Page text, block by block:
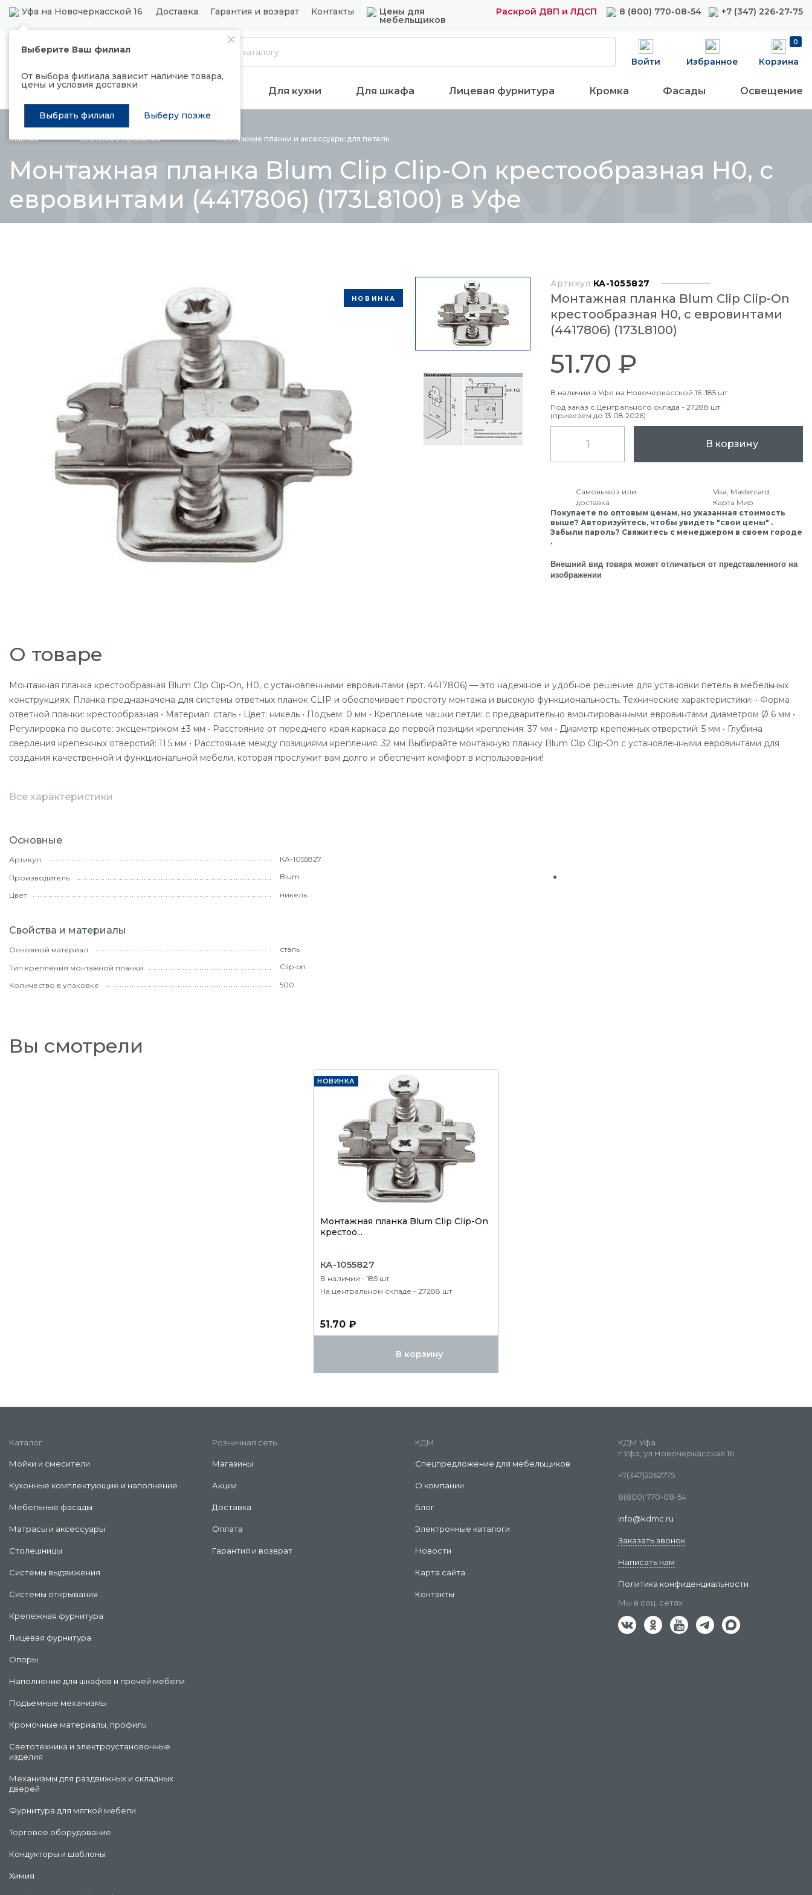
Уфа на Новочеркасской 16 Доставка Гарантия и возврат Контакты Цены для
мебельщиков
Раскрой ДВП и ЛДСП 8 (800) 770-08-54 +7 (347) 226-27-75
Выберите Ваш филиал
От выбора филиала зависит наличие товара,
цены и условия доставки
Выбрать филиал Выберу позже
Каталог
Войти Избранное
0
Корзина
Распродажа Подъемные механизмы Для кухни Для шкафа Лицевая фурнитура Кромка Фасады Освещение
Главная Системыоткрывания Монтажные планки и аксессуары для петель
Монтажная планка Blum Clip Clip-On крестообразная Н0, с
евровинтами (4417806) (173L8100) в Уфе
НОВИНКА
Артикул КА-1055827
Монтажная планка Blum Clip Clip-On
крестообразная Н0, с евровинтами
(4417806) (173L8100)
51.70 ₽
В наличии в Уфе на Новочеркасской 16: 185 шт
Под заказ с Центрального склада - 27288 шт
(привезем до 13.08.2026)
В корзину
Самовывоз или
доставка
Visa, Mastercard,
Карта Мир
Покупаете по оптовым ценам, но указанная стоимость
выше? Авторизуйтесь, чтобы увидеть "свои цены" .
Забыли пароль? Свяжитесь с менеджером в своем городе
.
Внешний вид товара может отличаться от представленного на
изображении
О товаре
Монтажная планка крестообразная Blum Clip Clip-On, Н0, с установленными евровинтами (арт. 4417806) — это надежное и удобное решение для установки петель в мебельных
конструкциях. Планка предназначена для системы ответных планок CLIP и обеспечивает простоту монтажа и высокую функциональность. Технические характеристики: • Форма
ответной планки: крестообразная • Материал: сталь • Цвет: никель • Подъем: 0 мм • Крепление чашки петли: с предварительно вмонтированными евровинтами диаметром Ø 6 мм •
Регулировка по высоте: эксцентриком ±3 мм • Расстояние от переднего края каркаса до первой позиции крепления: 37 мм • Диаметр крепежных отверстий: 5 мм • Глубина
сверления крепежных отверстий: 11.5 мм • Расстояние между позициями крепления: 32 мм Выбирайте монтажную планку Blum Clip Clip-On с установленными евровинтами для
создания качественной и функциональной мебели, которая прослужит вам долго и обеспечит комфорт в использовании!
Все характеристики
Основные
Артикул КА-1055827
Производитель Blum
Цвет никель
Свойства и материалы
Основной материал сталь
Тип крепления монтажной планки Clip-on
Количество в упаковке 500
Вы смотрели
НОВИНКА
Монтажная планка Blum Clip Clip-On
крестоо...
КА-1055827
В наличии - 185 шт
На центральном складе - 27288 шт
51.70 ₽
В корзину
Каталог
Мойки и смесители
Кухонные комплектующие и наполнение
Мебельные фасады
Матрасы и аксессуары
Столешницы
Системы выдвижения
Системы открывания
Крепежная фурнитура
Лицевая фурнитура
Опоры
Наполнение для шкафов и прочей мебели
Подъемные механизмы
Кромочные материалы, профиль
Светотехника и электроустановочные
изделия
Механизмы для раздвижных и складных
дверей
Фурнитура для мягкой мебели
Торговое оборудование
Кондукторы и шаблоны
Химия
Розничная сеть
Магазины
Акции
Доставка
Оплата
Гарантия и возврат
КДМ
Спецпредложение для мебельщиков
О компании
Блог
Электронные каталоги
Новости
Карта сайта
Контакты
КДМ Уфа
г Уфа, ул Новочеркасская 16
+7(347)2262775
8(800) 770-08-54
info@kdmc.ru
Заказать звонок
Написать нам
Политика конфиденциальности
Мы в соц. сетях